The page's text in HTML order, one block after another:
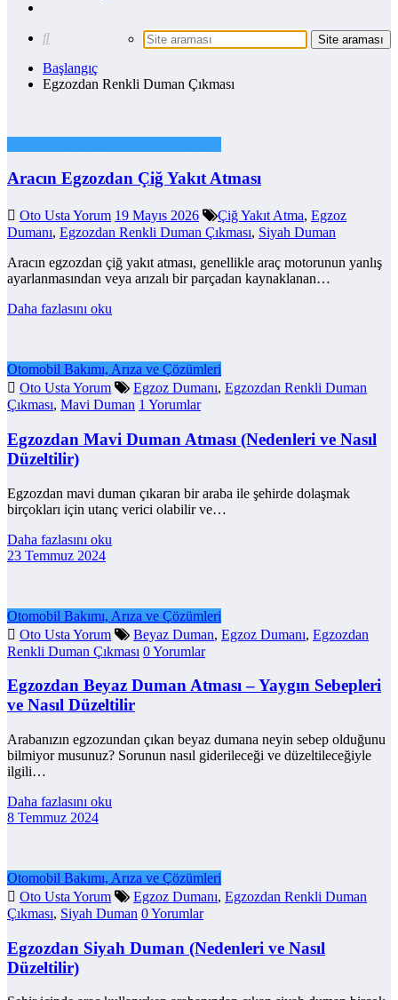
Başlangıç
Egzozdan Renkli Duman Çıkması
Aracın Egzozdan Çiğ Yakıt Atması
Oto Usta Yorum 19 Mayıs 2026 Çiğ Yakıt Atma, Egzoz
Dumanı, Egzozdan Renkli Duman Çıkması, Siyah Duman
Aracın egzozdan çiğ yakıt atması, genellikle araç motorunun yanlış
ayarlanmasından veya arızalı bir parçadan kaynaklanan…
Daha fazlasını oku
Otomobil Bakımı, Arıza ve Çözümleri
Oto Usta Yorum
Egzoz Dumanı, Egzozdan Renkli Duman
Çıkması, Mavi Duman 1 Yorumlar
Egzozdan Mavi Duman Atması (Nedenleri ve Nasıl
Düzeltilir)
Egzozdan mavi duman çıkaran bir araba ile şehirde dolaşmak
birçokları için utanç verici olabilir ve…
Daha fazlasını oku
23 Temmuz 2024
Otomobil Bakımı, Arıza ve Çözümleri
Oto Usta Yorum
Beyaz Duman, Egzoz Dumanı, Egzozdan
Renkli Duman Çıkması 0 Yorumlar
Egzozdan Beyaz Duman Atması – Yaygın Sebepleri
ve Nasıl Düzeltilir
Arabanızın egzozundan çıkan beyaz dumana neyin sebep olduğunu
bilmiyor musunuz? Sorunun nasıl giderileceği ve düzeltileceğiyle
ilgili…
Daha fazlasını oku
8 Temmuz 2024
Otomobil Bakımı, Arıza ve Çözümleri
Oto Usta Yorum
Egzoz Dumanı, Egzozdan Renkli Duman
Çıkması, Siyah Duman 0 Yorumlar
Egzozdan Siyah Duman (Nedenleri ve Nasıl
Düzeltilir)